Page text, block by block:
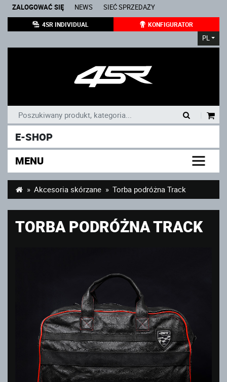
ZALOGOWAĆ SIĘ NEWS SIEĆ SPRZEDAŻY
4SR INDIVIDUAL KONFIGURATOR
PL
E-SHOP
MENU
Akcesoria skórzane Torba podróżna Track
TORBA PODRÓŻNA TRACK